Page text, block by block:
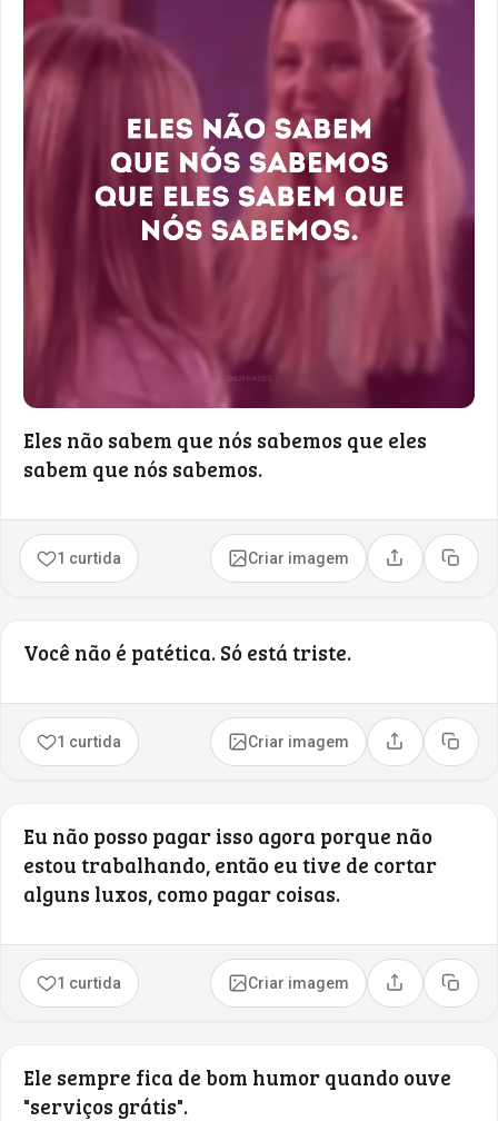
Eles não sabem que nós sabemos que eles
sabem que nós sabemos.
1 curtida Criar imagem Compartilhar
Copiar
Você não é patética. Só está triste.
1 curtida Criar imagem Compartilhar
Copiar
Eu não posso pagar isso agora porque não
estou trabalhando, então eu tive de cortar
alguns luxos, como pagar coisas.
1 curtida Criar imagem Compartilhar
Copiar
Ele sempre fica de bom humor quando ouve
"serviços grátis".